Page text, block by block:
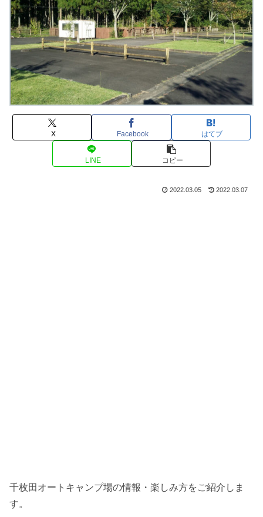
X Facebook はてブ
LINE コピー
2022.03.05 2022.03.07
千枚田オートキャンプ場の情報・楽しみ方をご紹介しま
す。